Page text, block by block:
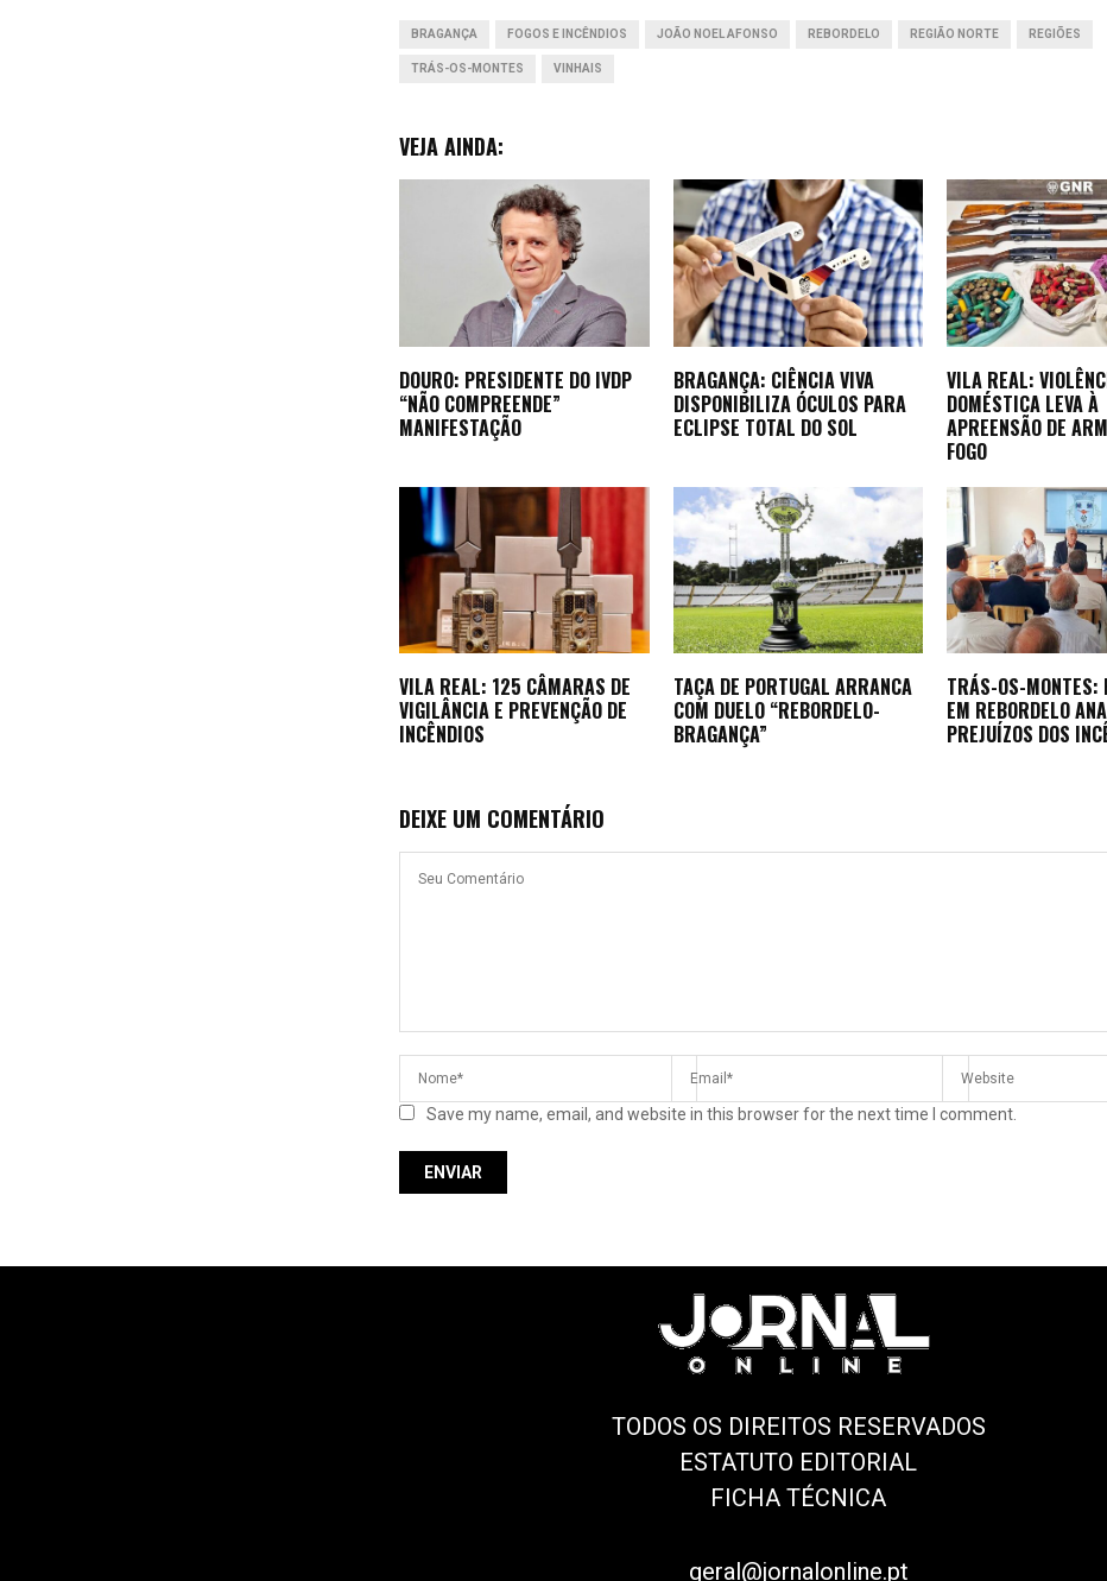
BRAGANÇA FOGOS E INCÊNDIOS JOÃO NOEL AFONSO REBORDELO REGIÃO NORTE REGIÕES
TRÁS-OS-MONTES VINHAIS
VEJA AINDA:
DOURO: PRESIDENTE DO IVDP
“NÃO COMPREENDE”
MANIFESTAÇÃO
BRAGANÇA: CIÊNCIA VIVA
DISPONIBILIZA ÓCULOS PARA
ECLIPSE TOTAL DO SOL
VILA REAL:
DOMÉSTICA LEVA À
APREENSÃO DE
FOGO
VILA REAL: 125 CÂMARAS DE
VIGILÂNCIA E PREVENÇÃO DE
INCÊNDIOS
TAÇA DE PORTUGAL ARRANCA
COM DUELO “REBORDELO-
BRAGANÇA”
TRÁS-OS-MONTES:
EM REBORDELO
PREJUÍZOS DOS
DEIXE UM COMENTÁRIO
Save my name, email, and website in this browser for the next time I comment.
TODOS OS DIREITOS RESERVADOS
ESTATUTO EDITORIAL
FICHA TÉCNICA
geral@jornalonline.pt